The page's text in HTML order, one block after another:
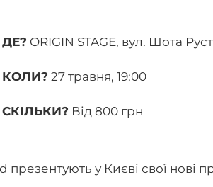
ДЕ? ORIGIN STAGE, вул. Шота
КОЛИ? 27 травня, 19:00
СКІЛЬКИ? Від 800 грн
презентують у Києві свої нові